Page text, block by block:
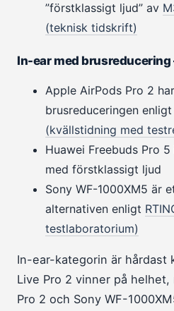
”förstklassigt ljud” av
(teknisk tidskrift)
In-ear med brusreducering
Apple AirPods Pro 2
brusreduceringen enligt
(kvällstidning med
Huawei Freebuds Pro
med förstklassigt ljud
Sony WF-1000XM5 är
alternativen enligt
testlaboratorium)
In-ear-kategorin är hårdast
Live Pro 2 vinner på helhet,
Pro 2 och Sony WF-